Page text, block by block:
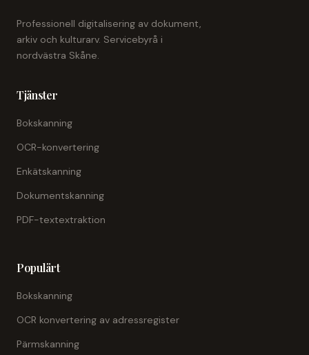
Professionell digitalisering av dokument,
arkiv och kulturarv. Servicebyrå i
nordvästra Skåne.
Tjänster
Bokskanning
OCR-konvertering
Enkätskanning
Dokumentskanning
PDF-textextraktion
Populärt
Bokskanning
OCR konvertering av adressregister
Pärmskanning